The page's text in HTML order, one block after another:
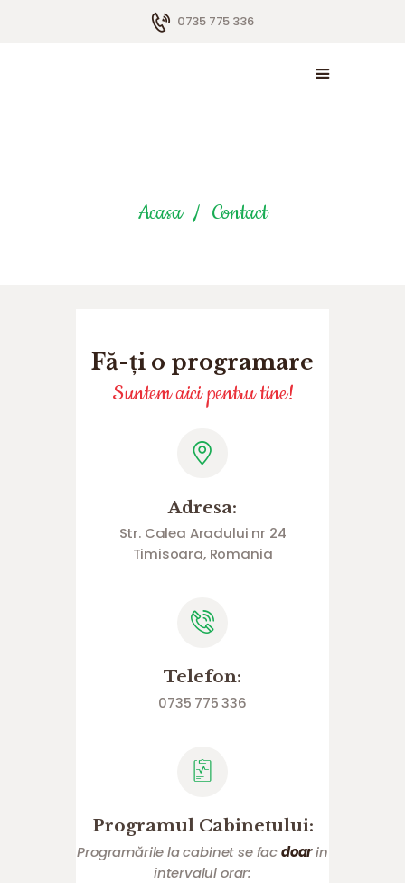
0735 775 336
Acasa Contact
GALERIE
Fă-ți o programare
Suntem aici pentru tine!
Adresa:
Str. Calea Aradului nr 24
Timisoara, Romania
Telefon:
0735 775 336
Programul Cabinetului:
Programările la cabinet se facdoarin
intervalul orar: